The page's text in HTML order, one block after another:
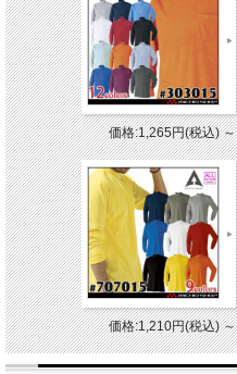
価格:1,265円(税込)～
価格:1,210円(税込)～